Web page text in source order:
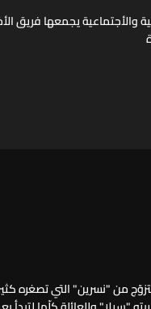
والأجتماعية يجمعها فريق
من "نسرين" التي تصغره